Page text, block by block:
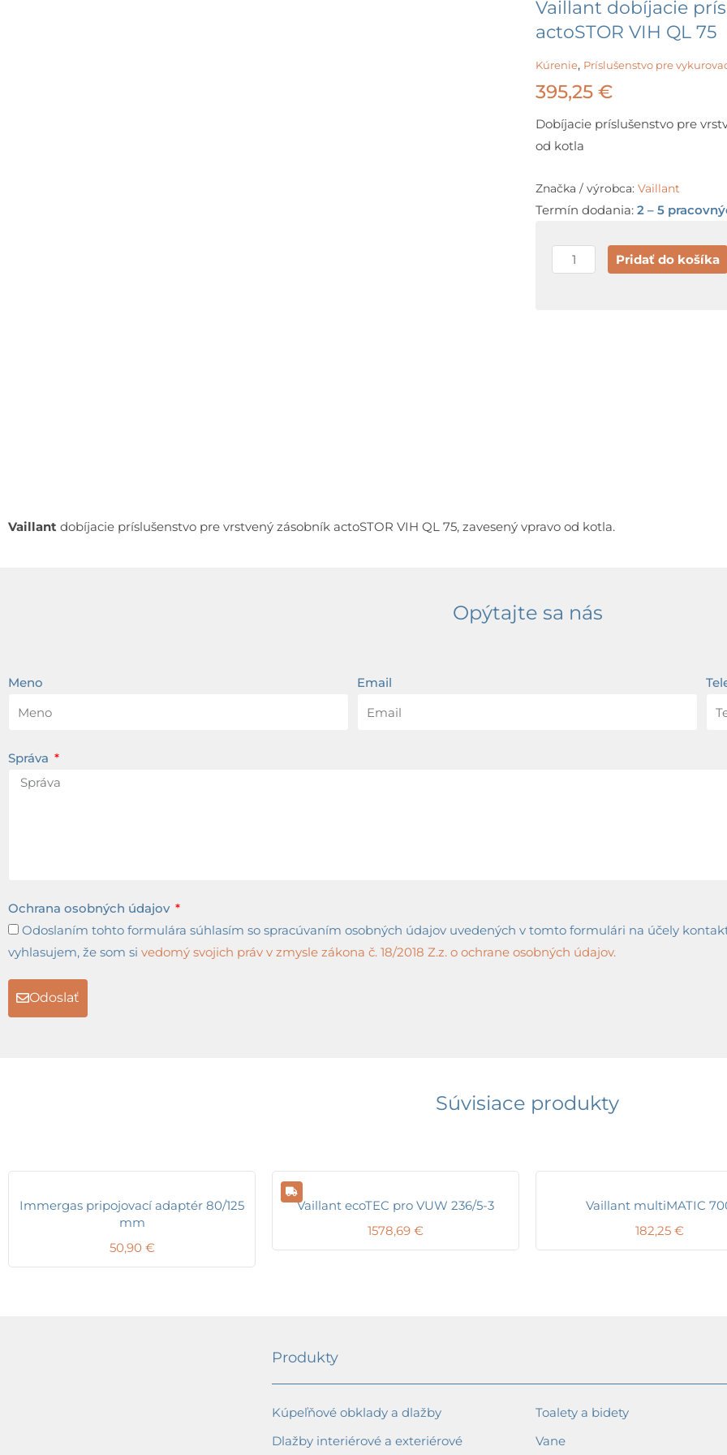
Vaillant dobíjacie
actoSTOR VIH QL 75
Kúrenie, Príslušenstvo pre
395,25 €
Dobíjacie príslušenstvo pre
od kotla
Značka / výrobca: Vaillant
Termín dodania: 2 – 5
množstvo
Vaillant
Pridať do košíka
Vaillant dobíjacie príslušenstvo pre vrstvený zásobník actoSTOR VIH QL 75, zavesený vpravo od kotla.
Opýtajte sa nás
Meno Email
Správa
Ochrana osobných údajov
Odoslaním tohto formulára súhlasím so spracúvaním osobných údajov uvedených v tomto formulári na účely
vyhlasujem, že som si vedomý svojich práv v zmysle zákona č. 18/2018 Z.z. o ochrane osobných údajov.
Odoslať
Súvisiace produkty
Immergas pripojovací adaptér 80/125
mm
50,90 €
Vaillant ecoTEC pro VUW 236/5-3
1578,69 €
Vaillant multiMATIC
182,25 €
Produkty
Kúpeľňové obklady a dlažby
Dlažby interiérové a exteriérové
Toalety a bidety
Vane